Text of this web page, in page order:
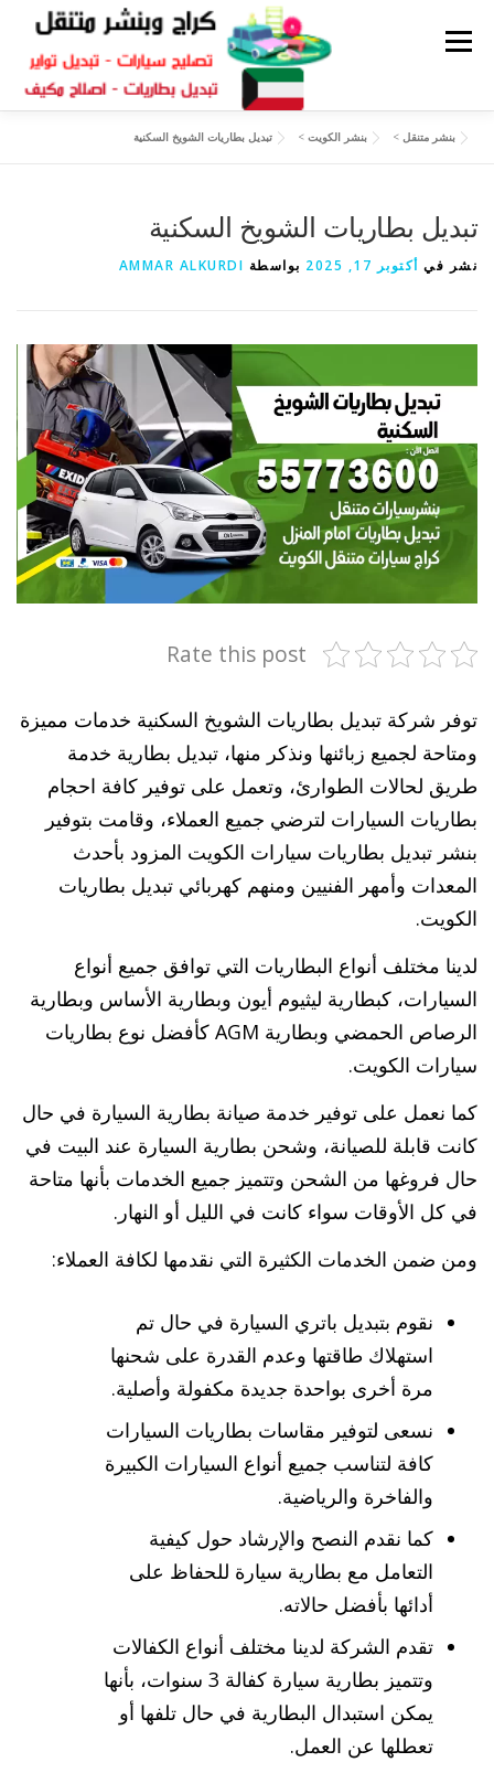
القائمة
سكراب قطع غيار
بنشر متنقل > بنشر الكويت > تبديل بطاريات الشويخ السكنية
تبديل بطاريات الشويخ السكنية
نشر في أكتوبر 17, 2025 بواسطة AMMAR ALKURDI
Rate this post
توفر شركة تبديل بطاريات الشويخ السكنية خدمات مميزة
ومتاحة لجميع زبائنها ونذكر منها، تبديل بطارية خدمة
طريق لحالات الطوارئ، وتعمل على توفير كافة احجام
بطاريات السيارات لترضي جميع العملاء، وقامت بتوفير
بنشر تبديل بطاريات سيارات الكويت المزود بأحدث
المعدات وأمهر الفنيين ومنهم كهربائي تبديل بطاريات
الكويت.
لدينا مختلف أنواع البطاريات التي توافق جميع أنواع
السيارات، كبطارية ليثيوم أيون وبطارية الأساس وبطارية
الرصاص الحمضي وبطارية AGM كأفضل نوع بطاريات
سيارات الكويت.
كما نعمل على توفير خدمة صيانة بطارية السيارة في حال
كانت قابلة للصيانة، وشحن بطارية السيارة عند البيت في
حال فروغها من الشحن وتتميز جميع الخدمات بأنها متاحة
في كل الأوقات سواء كانت في الليل أو النهار.
ومن ضمن الخدمات الكثيرة التي نقدمها لكافة العملاء:
نقوم بتبديل باتري السيارة في حال تم
استهلاك طاقتها وعدم القدرة على شحنها
مرة أخرى بواحدة جديدة مكفولة وأصلية.
نسعى لتوفير مقاسات بطاريات السيارات
كافة لتناسب جميع أنواع السيارات الكبيرة
والفاخرة والرياضية.
كما نقدم النصح والإرشاد حول كيفية
التعامل مع بطارية سيارة للحفاظ على
أدائها بأفضل حالاته.
تقدم الشركة لدينا مختلف أنواع الكفالات
وتتميز بطارية سيارة كفالة 3 سنوات، بأنها
يمكن استبدال البطارية في حال تلفها أو
تعطلها عن العمل.